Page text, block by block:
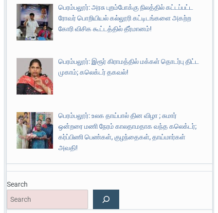
பெரம்பலூர்: அரசு புறம்போக்கு நிலத்தில் கட்டப்பட்ட
ரோவர் பொறியியல் கல்லூரி கட்டிடங்களை அகற்ற
கோரி விசிக கூட்டத்தில் தீர்மானம்!
பெரம்பலூர்: இரூர் கிராமத்தில் மக்கள் தொடர்பு திட்ட
முகாம்; கலெக்டர் தகவல்!
பெரம்பலூர்: உலக தாய்பால் தின விழா ; சுமார்
ஒன்றரை மணி நேரம் காலதாமதாக வந்த கலெக்டர்;
கர்ப்பிணி பெண்கள், குழந்தைகள், தாய்மார்கள்
அவதி!
Search